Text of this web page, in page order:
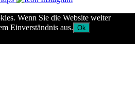
Wenn Sie die Website weiter
Einverständnis aus. Ok